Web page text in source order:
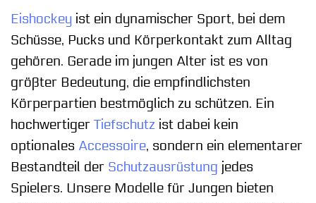
Eishockey ist ein dynamischer Sport, bei dem
Schüsse, Pucks und Körperkontakt zum Alltag
gehören. Gerade im jungen Alter ist es von
größter Bedeutung, die empfindlichsten
Körperpartien bestmöglich zu schützen. Ein
hochwertiger Tiefschutz ist dabei kein
optionales Accessoire, sondern ein elementarer
Bestandteil der Schutzausrüstung jedes
Spielers. Unsere Modelle für Jungen bieten